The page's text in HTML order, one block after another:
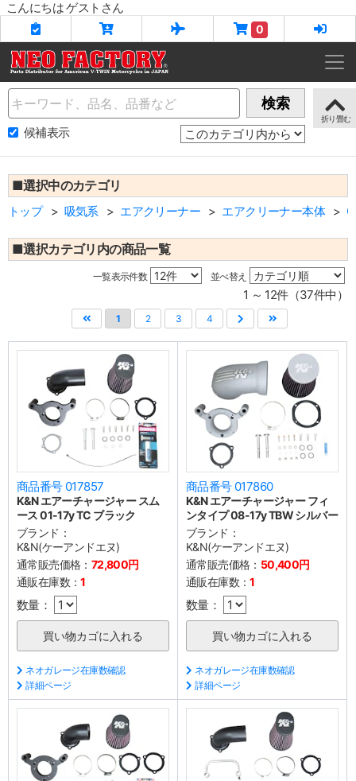
こんにちは ゲストさん
0
Name 検索
候補表示
■選択中のカテゴリ
トップ 吸気系 エアクリーナー エアクリーナー本体
■選択カテゴリ内の商品一覧
一覧表示件数 並べ替え
1 ～ 12件（37件中）
1 2 3 4
商品番号 017857
K&N エアーチャージャー スム
ース 01-17y TC ブラック
ブランド：
K&N(ケーアンドエヌ)
通常販売価格： 72,800円
通販在庫数：1
数量：
ネオガレージ在庫数確認
詳細ページ
商品番号 017860
K&N エアーチャージャー フィ
ンタイプ 08-17y TBW シルバー
ブランド：
K&N(ケーアンドエヌ)
通常販売価格： 50,400円
通販在庫数：1
数量：
ネオガレージ在庫数確認
詳細ページ